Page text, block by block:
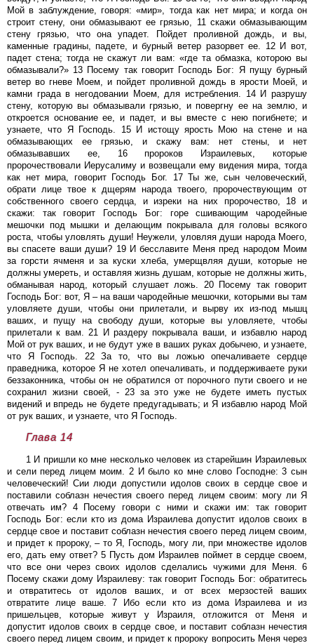
Мой в заблуждение, говоря: «мир», тогда как нет мира; и когда он
строит стену, они обмазывают ее грязью, 11 скажи обмазывающим
стену грязью, что она упадет. Пойдет проливной дождь, и вы,
каменные градины, падете, и бурный ветер разорвет ее. 12 И вот,
падет стена; тогда не скажут ли вам: «где та обмазка, которою вы
обмазывали?» 13 Посему так говорит Господь Бог: Я пущу бурный
ветер во гневе Моем, и пойдет проливной дождь в ярости Моей, и
камни града в негодовании Моем, для истребления. 14 И разрушу
стену, которую вы обмазывали грязью, и повергну ее на землю, и
откроется основание ее, и падет, и вы вместе с нею погибнете; и
узнаете, что Я Господь. 15 И истощу ярость Мою на стене и на
обмазывающих ее грязью, и скажу вам: нет стены, и нет
обмазывавших ее, 16 пророков Израилевых, которые
пророчествовали Иерусалиму и возвещали ему видения мира, тогда
как нет мира, говорит Господь Бог. 17 Ты же, сын человеческий,
обрати лице твое к дщерям народа твоего, пророчествующим от
собственного своего сердца, и изреки на них пророчество, 18 и
скажи: так говорит Господь Бог: горе сшивающим чародейные
мешочки под мышки и делающим покрывала для головы всякого
роста, чтобы уловлять души! Неужели, уловляя души народа Моего,
вы спасете ваши души? 19 И бесславите Меня пред народом Моим
за горсти ячменя и за куски хлеба, умерщвляя души, которые не
должны умереть, и оставляя жизнь душам, которые не должны жить,
обманывая народ, который слушает ложь. 20 Посему так говорит
Господь Бог: вот, Я – на ваши чародейные мешочки, которыми вы там
уловляете души, чтобы они прилетали, и вырву их из-под мышц
ваших, и пущу на свободу души, которые вы уловляете, чтобы
прилетали к вам. 21 И раздеру покрывала ваши, и избавлю народ
Мой от рук ваших, и не будут уже в ваших руках добычею, и узнаете,
что Я Господь. 22 За то, что вы ложью опечаливаете сердце
праведника, которое Я не хотел опечаливать, и поддерживаете руки
беззаконника, чтобы он не обратился от порочного пути своего и не
сохранил жизни своей, - 23 за это уже не будете иметь пустых
видений и впредь не будете предугадывать; и Я избавлю народ Мой
от рук ваших, и узнаете, что Я Господь.
Глава 14
1 И пришли ко мне несколько человек из старейшин Израилевых
и сели перед лицем моим. 2 И было ко мне слово Господне: 3 сын
человеческий! Сии люди допустили идолов своих в сердце свое и
поставили соблазн нечестия своего перед лицем своим: могу ли Я
отвечать им? 4 Посему говори с ними и скажи им: так говорит
Господь Бог: если кто из дома Израилева допустит идолов своих в
сердце свое и поставит соблазн нечестия своего перед лицем своим,
и придет к пророку, – то Я, Господь, могу ли, при множестве идолов
его, дать ему ответ? 5 Пусть дом Израилев поймет в сердце своем,
что все они через своих идолов сделались чужими для Меня. 6
Посему скажи дому Израилеву: так говорит Господь Бог: обратитесь
и отвратитесь от идолов ваших, и от всех мерзостей ваших
отвратите лице ваше. 7 Ибо если кто из дома Израилева и из
пришельцев, которые живут у Израиля, отложится от Меня и
допустит идолов своих в сердце свое, и поставит соблазн нечестия
своего перед лицем своим, и придет к пророку вопросить Меня через